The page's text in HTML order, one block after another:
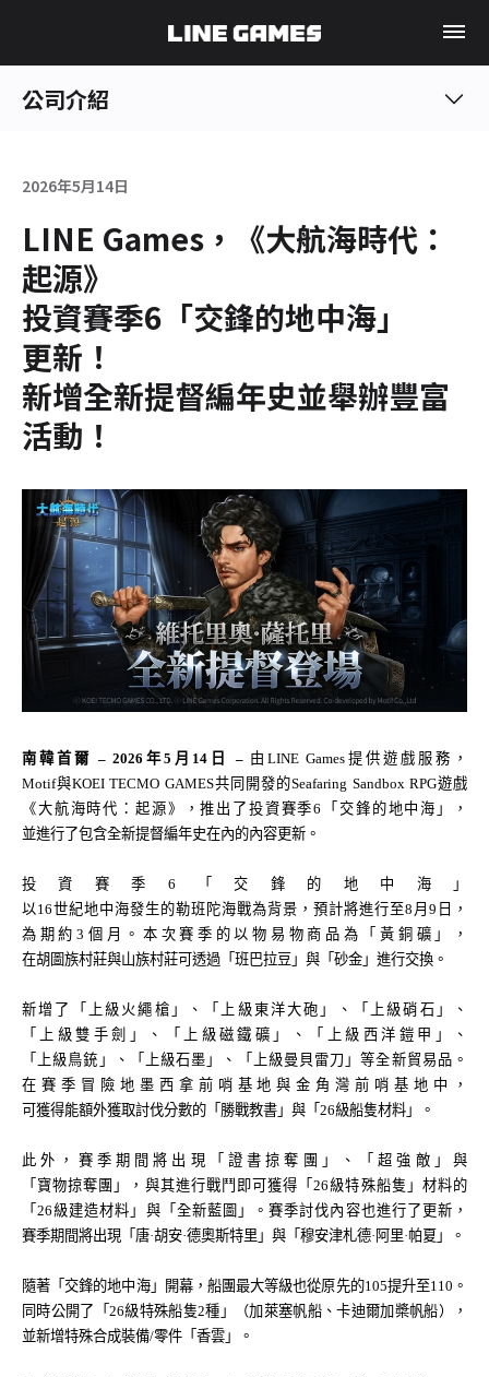
公司介紹
2026年5月14日
LINE Games，《大航海時代：
起源》
投資賽季6「交鋒的地中海」
更新！
新增全新提督編年史並舉辦豐富
活動！
南韓首爾 – 2026年5月14日 – 由LINE Games提供遊戲服務，
Motif與KOEI TECMO GAMES共同開發的Seafaring Sandbox RPG遊戲
《大航海時代：起源》，推出了投資賽季6「交鋒的地中海」，
並進行了包含全新提督編年史在內的內容更新。
投資賽季6「交鋒的地中海」
以16世紀地中海發生的勒班陀海戰為背景，預計將進行至8月9日，
為期約3個月。本次賽季的以物易物商品為「黃銅礦」，
在胡圖族村莊與山族村莊可透過「班巴拉豆」與「砂金」進行交換。
新增了「上級火繩槍」、「上級東洋大砲」、「上級硝石」、
「上級雙手劍」、「上級磁鐵礦」、「上級西洋鎧甲」、
「上級鳥銃」、「上級石墨」、「上級曼貝雷刀」等全新貿易品。
在賽季冒險地墨西拿前哨基地與金角灣前哨基地中，
可獲得能額外獲取討伐分數的「勝戰教書」與「26級船隻材料」。
此外，賽季期間將出現「證書掠奪團」、「超強敵」與
「寶物掠奪團」，與其進行戰鬥即可獲得「26級特殊船隻」材料的
「26級建造材料」與「全新藍圖」。賽季討伐內容也進行了更新，
賽季期間將出現「唐·胡安·德奧斯特里」與「穆安津札德·阿里·帕夏」。
隨著「交鋒的地中海」開幕，船團最大等級也從原先的105提升至110。
同時公開了「26級特殊船隻2種」（加萊塞帆船、卡迪爾加槳帆船），
並新增特殊合成裝備/零件「香雲」。